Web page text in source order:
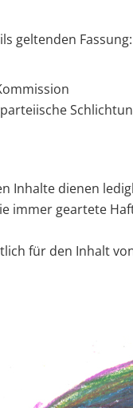
geltenden Fassung:
Inhalte dienen
immer geartete
für den Inhalt